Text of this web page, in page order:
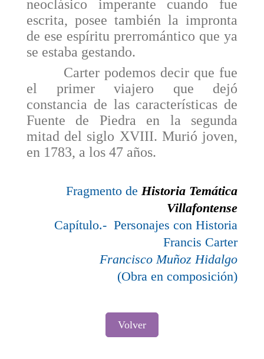
neoclásico imperante cuando fue
escrita, posee también la impronta
de ese espíritu prerromántico que ya
se estaba gestando.
Carter podemos decir que fue
el primer viajero que dejó
constancia de las características de
Fuente de Piedra en la segunda
mitad del siglo XVIII. Murió joven,
en 1783, a los 47 años.
Fragmento de Historia Temática
Villafontense
Capítulo.- Personajes con Historia
Francis Carter
Francisco Muñoz Hidalgo
(Obra en composición)
Volver